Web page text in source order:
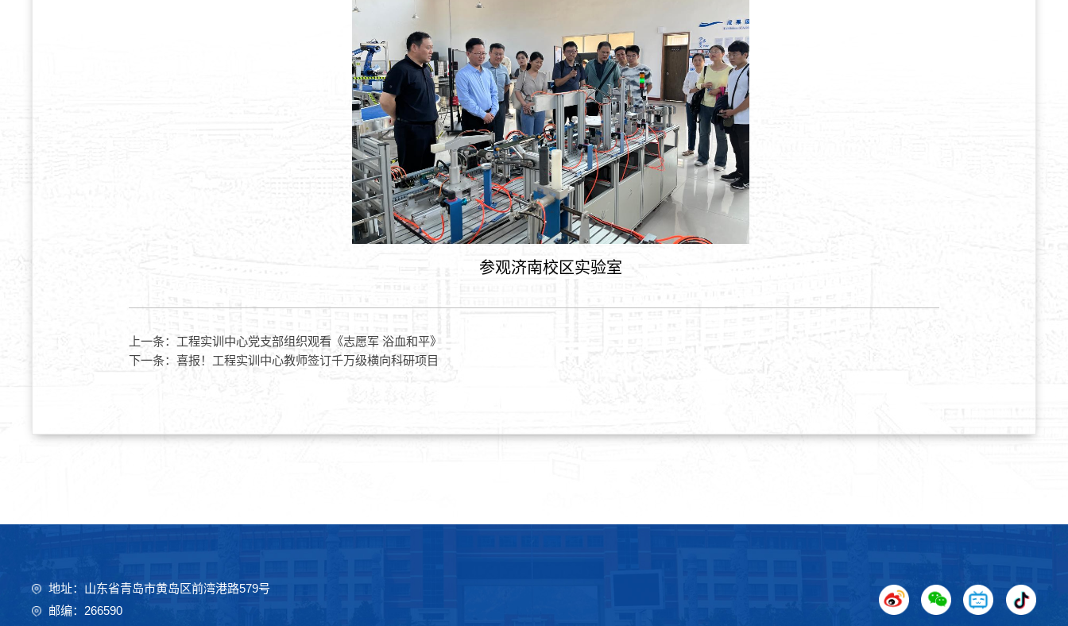
参观济南校区实验室
上一条： 工程实训中心党支部组织观看《志愿军 浴血和平》
下一条： 喜报！工程实训中心教师签订千万级横向科研项目
地址：山东省青岛市黄岛区前湾港路579号
邮编：266590